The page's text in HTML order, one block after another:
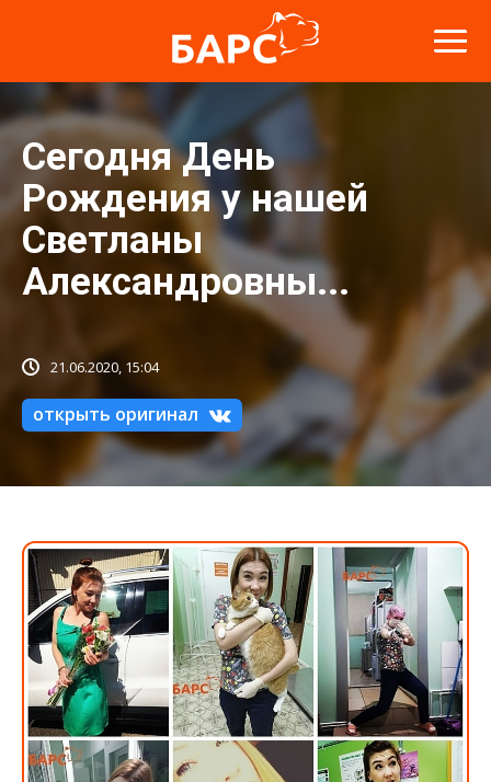
Сегодня День
Рождения у нашей
Светланы
Александровны...
21.06.2020, 15:04
открыть оригинал